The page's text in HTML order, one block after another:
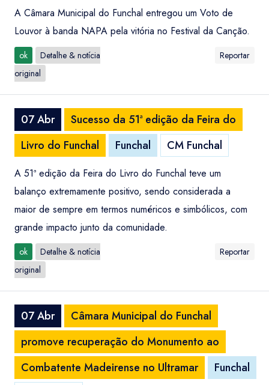
A Câmara Municipal do Funchal entregou um Voto de
Louvor à banda NAPA pela vitória no Festival da Canção.
ok
Detalhe & notícia
original
Reportar
07 Abr
Sucesso da 51ª edição da Feira do
Livro do Funchal
Funchal CM Funchal
A 51ª edição da Feira do Livro do Funchal teve um
balanço extremamente positivo, sendo considerada a
maior de sempre em termos numéricos e simbólicos, com
grande impacto junto da comunidade.
ok
Detalhe & notícia
original
Reportar
07 Abr
Câmara Municipal do Funchal
promove recuperação do Monumento ao
Combatente Madeirense no Ultramar
Funchal